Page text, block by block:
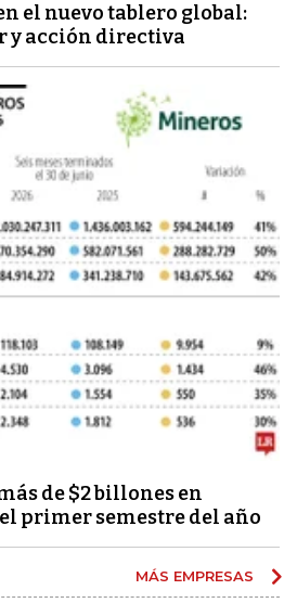
el nuevo tablero global:
y acción directiva
de $2 billones en
primer semestre del año
MÁS EMPRESAS